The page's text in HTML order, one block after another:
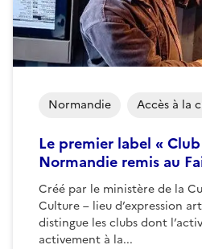
Le premier label «
Normandie remis au
Créé par le ministère de la
Culture – lieu d’expression
distingue les clubs dont
activement à la...
Normandie Accès à la